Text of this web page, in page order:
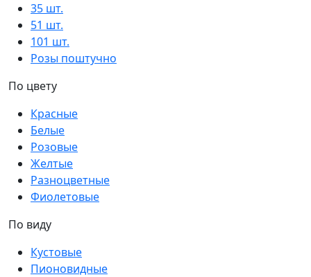
35 шт.
51 шт.
101 шт.
Розы поштучно
По цвету
Красные
Белые
Розовые
Желтые
Разноцветные
Фиолетовые
По виду
Кустовые
Пионовидные